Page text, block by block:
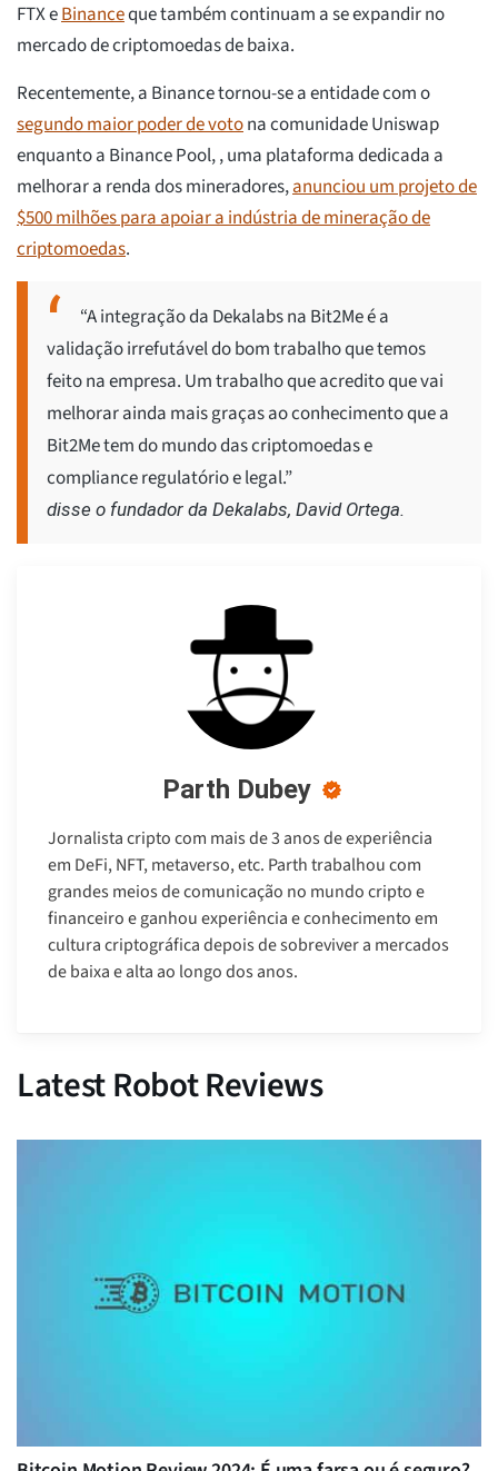
FTX eBinanceque também continuam a se expandir no
mercado de criptomoedas de baixa.
Recentemente, a Binance tornou-se a entidade com o
segundo maior poder de votona comunidade Uniswap
enquanto a Binance Pool, , uma plataforma dedicada a
melhorar a renda dos mineradores,anunciou um projeto de
$500 milhões para apoiar a indústria de mineração de
criptomoedas.
“A integração da Dekalabs na Bit2Me é a
validação irrefutável do bom trabalho que temos
feito na empresa. Um trabalho que acredito que vai
melhorar ainda mais graças ao conhecimento que a
Bit2Me tem do mundo das criptomoedas e
compliance regulatório e legal.”
disse o fundador da Dekalabs, David Ortega.
Parth Dubey
Jornalista cripto com mais de 3 anos de experiência
em DeFi, NFT, metaverso, etc. Parth trabalhou com
grandes meios de comunicação no mundo cripto e
financeiro e ganhou experiência e conhecimento em
cultura criptográfica depois de sobreviver a mercados
de baixa e alta ao longo dos anos.
Latest Robot Reviews